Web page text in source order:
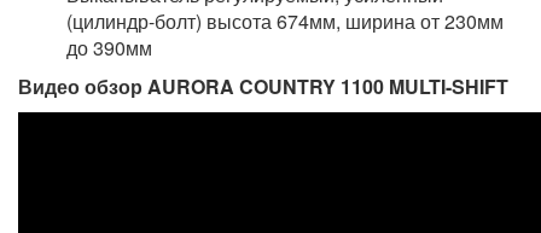
(цилиндр-болт) высота 674мм, ширина от 230мм
до 390мм
Видео обзор AURORA COUNTRY 1100 MULTI-SHIFT